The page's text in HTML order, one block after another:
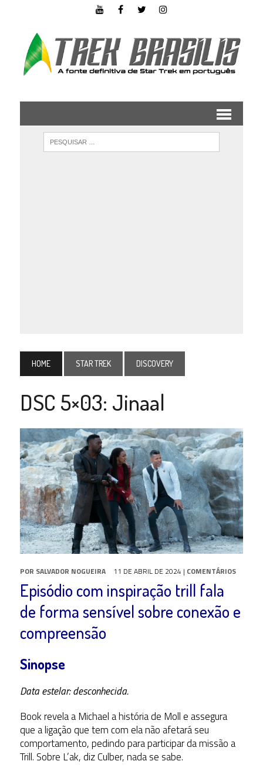
HOME STAR TREK DISCOVERY
DSC 5×03: Jinaal
POR SALVADOR NOGUEIRA 11 DE ABRIL DE 2024 | COMENTÁRIOS
Episódio com inspiração trill fala
de forma sensível sobre conexão e
compreensão
Sinopse
Data estelar: desconhecida.
Book revela a Michael a história de Moll e assegura
que a ligação que tem com ela não afetará seu
comportamento, pedindo para participar da missão a
Trill. Sobre L’ak, diz Culber, nada se sabe.